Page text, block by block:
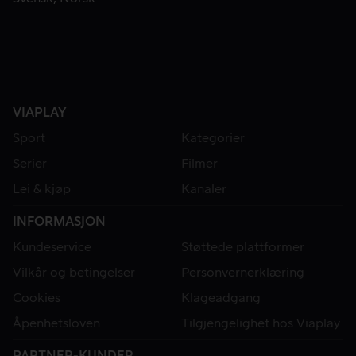
VIAPLAY
Sport
Kategorier
Serier
Filmer
Lei & kjøp
Kanaler
INFORMASJON
Kundeservice
Støttede plattformer
Vilkår og betingelser
Personvernerklæring
Cookies
Klageadgang
Åpenhetsloven
Tilgjengelighet hos Viaplay